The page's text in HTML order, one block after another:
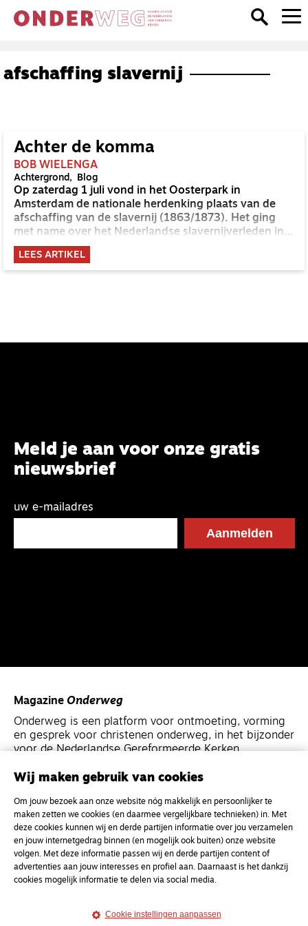
afschaffing slavernij
Achter de komma
BOB WIELENGA
Achtergrond Blog
Op zaterdag 1 juli vond in het Oosterpark in
Amsterdam de nationale herdenking plaats van de
afschaffing van de slavernij (1863/1873). Het ging
met name over het Nederlandse slavernijverleden in
Suriname en op de Caribische eilanden zoals Curaçao
LEES ARTIKEL
Meld je aan voor onze gratis
nieuwsbrief
uw e-mailadres
Magazine Onderweg
Onderweg is een platform voor ontmoeting, vorming
en gesprek voor christenen onderweg, in het bijzonder
voor de Nederlandse Gereformeerde Kerken.
Magazine
Onderweg
Kvk-nummer 33277063
NL46 INGB 0117 5827 86
info@onderwegonline.nl
Wij maken gebruik van cookies
Om jouw bezoek aan onze website nóg makkelijk en persoonlijker te
maken zetten we cookies (en daarmee vergelijkbare technieken) in. Met
deze cookies kunnen wij en derde partijen informatie over jou verzamelen
en jouw internetgedrag binnen (en mogelijk ook buiten) onze website
volgen. Met deze informatie passen wij en derde partijen content of
advertenties aan jouw interesses en profiel aan. Daarnaast is het dankzij
cookies mogelijk informatie te delen via social media.
Cookie instellingen aanpassen